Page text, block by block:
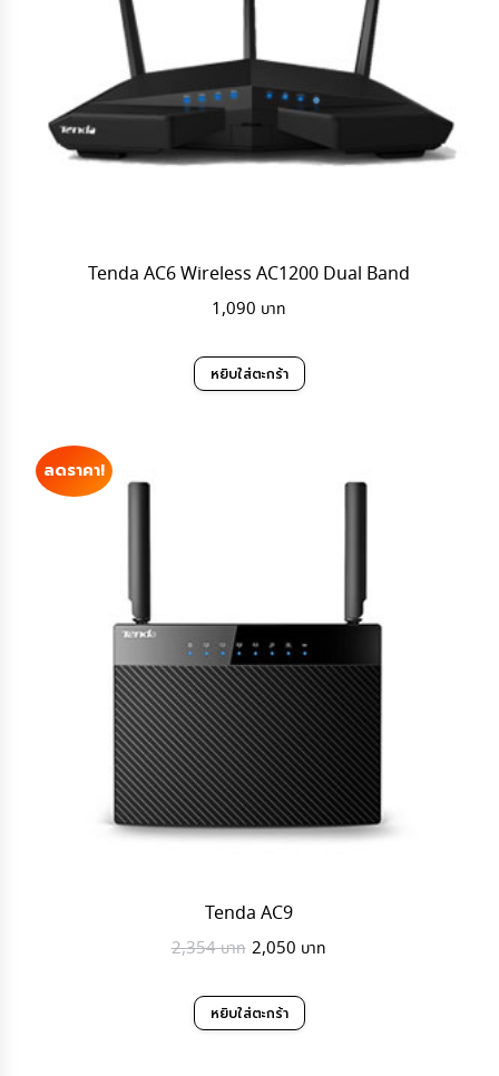
Tenda AC6 Wireless AC1200 Dual Band
1,090
หยิบใส่ตะกร้า
ลดราคา!
Tenda AC9
2,354
Original
was:
2,354฿.
2,050
หยิบใส่ตะกร้า